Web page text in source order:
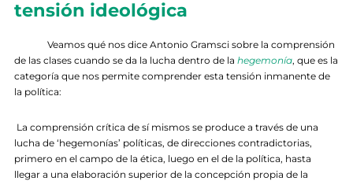
tensión ideológica
Veamos qué nos dice Antonio Gramsci sobre la comprensión
de las clases cuando se da la lucha dentro de la hegemonía, que es la
categoría que nos permite comprender esta tensión inmanente de
la política:
La comprensión crítica de sí mismos se produce a través de una
lucha de ‘hegemonías’ políticas, de direcciones contradictorias,
primero en el campo de la ética, luego en el de la política, hasta
llegar a una elaboración superior de la concepción propia de la